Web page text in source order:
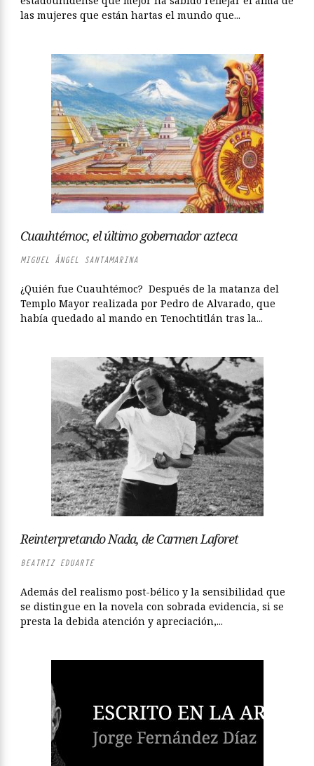
las mujeres que están hartas el mundo que...
Cuauhtémoc, el último gobernador azteca
MIGUEL ÁNGEL SANTAMARINA
¿Quién fue Cuauhtémoc? Después de la matanza del
Templo Mayor realizada por Pedro de Alvarado, que
había quedado al mando en Tenochtitlán tras la...
Reinterpretando Nada, de Carmen Laforet
BEATRIZ EDUARTE
Además del realismo post-bélico y la sensibilidad que
se distingue en la novela con sobrada evidencia, si se
presta la debida atención y apreciación,...